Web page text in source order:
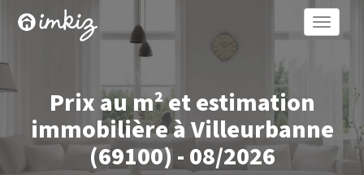
Toggle
Prix au m² et estimation
immobilière à Villeurbanne
(69100) - 08/2026